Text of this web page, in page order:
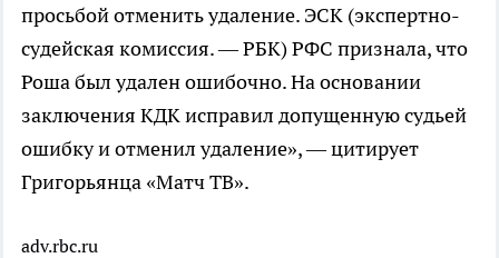
просьбой отменить удаление. ЭСК (экспертно-
судейская комиссия. — РБК) РФС признала, что
Роша был удален ошибочно. На основании
заключения КДК исправил допущенную судьей
ошибку и отменил удаление», — цитирует
Григорьянца «Матч ТВ».
adv.rbc.ru